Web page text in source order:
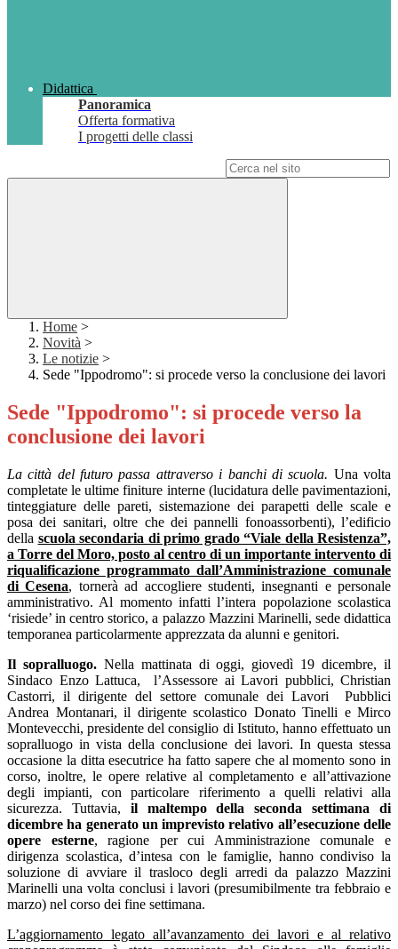
Didattica
Panoramica
Offerta formativa
I progetti delle classi
Home >
Novità >
Le notizie >
Sede "Ippodromo": si procede verso la conclusione dei lavori
Sede "Ippodromo": si procede verso la
conclusione dei lavori
La città del futuro passa attraverso i banchi di scuola. Una volta
completate le ultime finiture interne (lucidatura delle pavimentazioni,
tinteggiature delle pareti, sistemazione dei parapetti delle scale e
posa dei sanitari, oltre che dei pannelli fonoassorbenti), l’edificio
della scuola secondaria di primo grado “Viale della Resistenza”,
a Torre del Moro, posto al centro di un importante intervento di
riqualificazione programmato dall’Amministrazione comunale
di Cesena, tornerà ad accogliere studenti, insegnanti e personale
amministrativo. Al momento infatti l’intera popolazione scolastica
‘risiede’ in centro storico, a palazzo Mazzini Marinelli, sede didattica
temporanea particolarmente apprezzata da alunni e genitori.
Il sopralluogo. Nella mattinata di oggi, giovedì 19 dicembre, il
Sindaco Enzo Lattuca, l’Assessore ai Lavori pubblici, Christian
Castorri, il dirigente del settore comunale dei Lavori Pubblici
Andrea Montanari, il dirigente scolastico Donato Tinelli e Mirco
Montevecchi, presidente del consiglio di Istituto, hanno effettuato un
sopralluogo in vista della conclusione dei lavori. In questa stessa
occasione la ditta esecutrice ha fatto sapere che al momento sono in
corso, inoltre, le opere relative al completamento e all’attivazione
degli impianti, con particolare riferimento a quelli relativi alla
sicurezza. Tuttavia, il maltempo della seconda settimana di
dicembre ha generato un imprevisto relativo all’esecuzione delle
opere esterne, ragione per cui Amministrazione comunale e
dirigenza scolastica, d’intesa con le famiglie, hanno condiviso la
soluzione di avviare il trasloco degli arredi da palazzo Mazzini
Marinelli una volta conclusi i lavori (presumibilmente tra febbraio e
marzo) nel corso dei fine settimana.
L’aggiornamento legato all’avanzamento dei lavori e al relativo